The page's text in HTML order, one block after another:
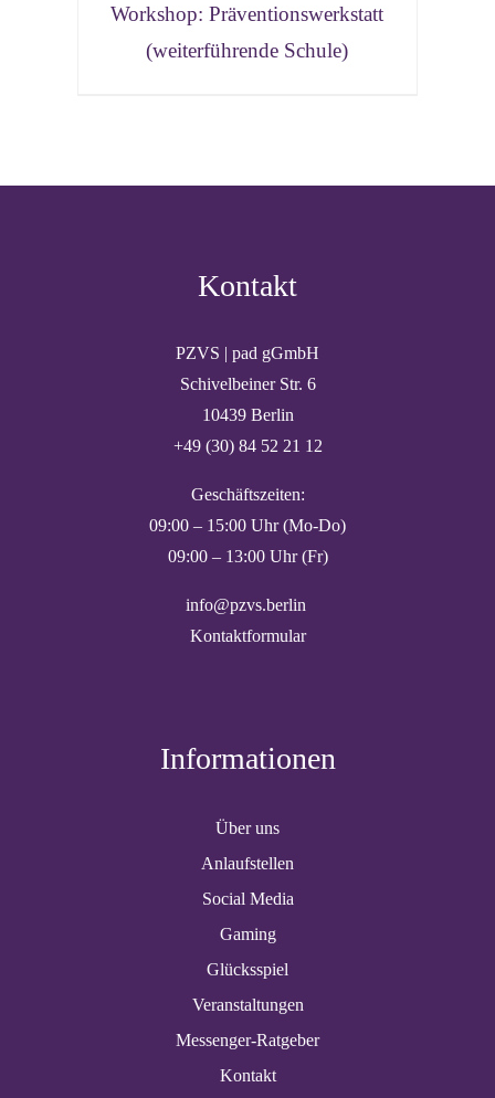
Workshop: Präventionswerkstatt
(weiterführende Schule)
Kontakt
PZVS | pad gGmbH
Schivelbeiner Str. 6
10439 Berlin
+49 (30) 84 52 21 12
Geschäftszeiten:
09:00 – 15:00 Uhr (Mo-Do)
09:00 – 13:00 Uhr (Fr)
info@pzvs.berlin
Kontaktformular
Informationen
Über uns
Anlaufstellen
Social Media
Gaming
Glücksspiel
Veranstaltungen
Messenger-Ratgeber
Kontakt